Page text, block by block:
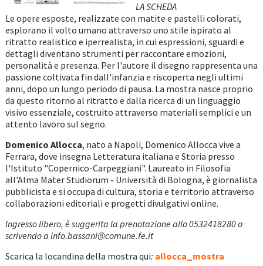
LA SCHEDA
Le opere esposte, realizzate con matite e pastelli colorati,
esplorano il volto umano attraverso uno stile ispirato al
ritratto realistico e iperrealista, in cui espressioni, sguardi e
dettagli diventano strumenti per raccontare emozioni,
personalità e presenza. Per l'autore il disegno rappresenta una
passione coltivata fin dall'infanzia e riscoperta negli ultimi
anni, dopo un lungo periodo di pausa. La mostra nasce proprio
da questo ritorno al ritratto e dalla ricerca di un linguaggio
visivo essenziale, costruito attraverso materiali semplici e un
attento lavoro sul segno.
Domenico Allocca, nato a Napoli, Domenico Allocca vive a
Ferrara, dove insegna Letteratura italiana e Storia presso
l'Istituto "Copernico-Carpeggiani". Laureato in Filosofia
all'Alma Mater Studiorum - Università di Bologna, è giornalista
pubblicista e si occupa di cultura, storia e territorio attraverso
collaborazioni editoriali e progetti divulgativi online.
Ingresso libero, è suggerita la prenotazione allo 0532418280 o
scrivendo a info.bassani@comune.fe.it
Scarica la locandina della mostra qui: allocca_mostra